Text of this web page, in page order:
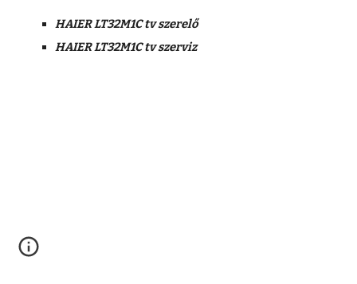
HAIER LT32M1C tv szerelő
HAIER LT32M1C tv szerviz